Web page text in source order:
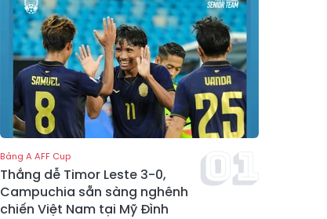
Bảng A AFF Cup
Thắng dễ Timor Leste 3-0,
Campuchia sẵn sàng nghênh
chiến Việt Nam tại Mỹ Đình